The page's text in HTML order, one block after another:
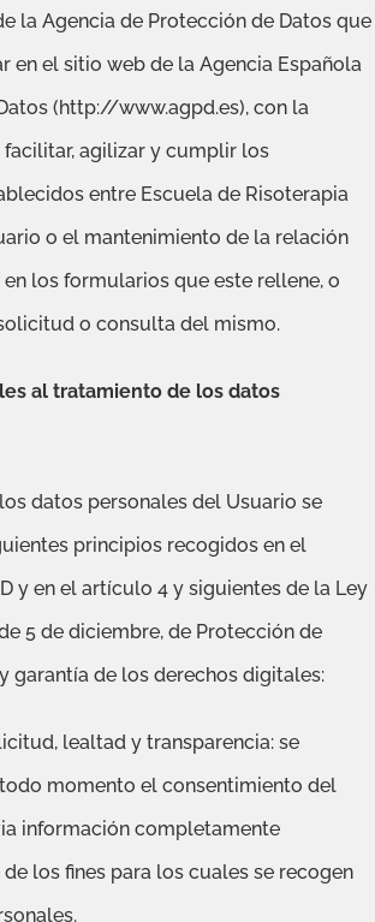
la Agencia de Protección de Datos que
en el sitio web de la Agencia Española
(http://www.agpd.es), con la
agilizar y cumplir los
entre Escuela de Risoterapia
o el mantenimiento de la relación
los formularios que este rellene, o
o consulta del mismo.
al tratamiento de los datos
datos personales del Usuario se
principios recogidos en el
y en el artículo 4 y siguientes de la Ley
5 de diciembre, de Protección de
garantía de los derechos digitales:
lealtad y transparencia: se
momento el consentimiento del
información completamente
los fines para los cuales se recogen